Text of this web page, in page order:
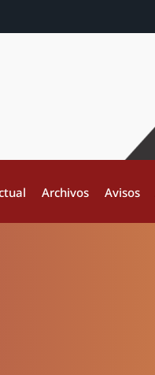
Archivos Avisos